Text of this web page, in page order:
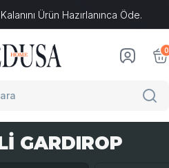
Kalanını Ürün Hazırlanınca Öde.
0
GARDIROP
Hazırlanmıştır.